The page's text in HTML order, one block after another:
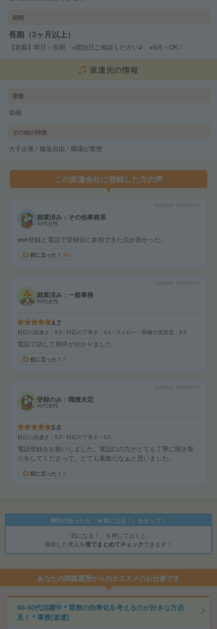
期間
長期（3ヶ月以上）
【急募】即日～長期 ※開始日ご相談ください♪ ※8月～OK！
派遣先の情報
業種
金融
その他の特徴
大手企業 / 服装自由 / 職場が禁煙
この派遣会社に登録した方の声
2024年06月
就業済み：その他事務系
40代女性
web登録と電話で登録会に参加できた点が良かった。
役に立った！ 10
2025年05月
就業済み：一般事務
50代女性
4.7
対応の迅速さ 5.0 対応の丁寧さ 4.0 フォロー・研修の充実度 5.0
電話で話して用件が分かりました
役に立った！ 7
2026年05月
登録のみ：職種未定
40代女性
5.0
対応の迅速さ 5.0 対応の丁寧さ 5.0
電話登録をお願いしました。電話口の方がとても丁寧に聞き取
りをしてくださって、とても素敵だなぁと思いました。
役に立った！ 2
興味があったら「★気になる！」をタップ！
「気になる！」を押しておくと、
保存した求人を後でまとめてチェックできます！
あなたの閲覧履歴からのオススメのお仕事です
40-50代活躍中＊業務の効率化を考えるのが好きな方必
見！＊事務[派遣]